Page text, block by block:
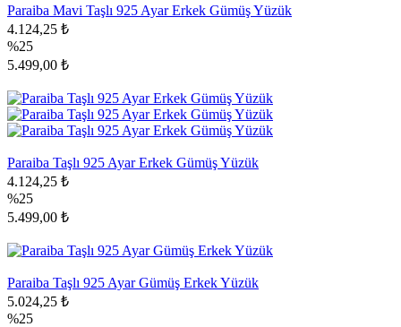
Paraiba Mavi Taşlı 925 Ayar Erkek Gümüş Yüzük
4.124,25 ₺
%25
5.499,00 ₺
Paraiba Taşlı 925 Ayar Erkek Gümüş Yüzük
4.124,25 ₺
%25
5.499,00 ₺
Paraiba Taşlı 925 Ayar Gümüş Erkek Yüzük
5.024,25 ₺
%25